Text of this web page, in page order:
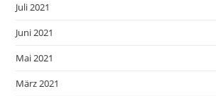
Juli 2021
Juni 2021
Mai 2021
März 2021